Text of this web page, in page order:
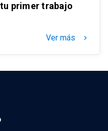
primer trabajo
Ver más keyboard_arrow_right